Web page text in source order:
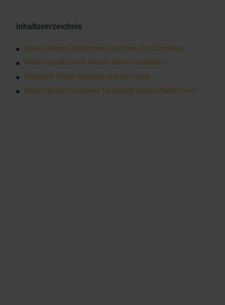
Inhaltsverzeichnis
Diese Faktoren bestimmen den Preis vom Container
Welche zusätzlichen Kosten können anfallen?
Container Preise: Beispiele aus der Praxis
Warum kosten Container für Abfälle unterschiedlich viel?